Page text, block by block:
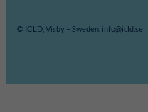
© ICLD, Visby – Sweden. info@icld.se